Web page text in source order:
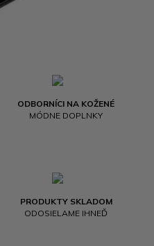
ODBORNÍCI NA KOŽENÉ
MÓDNE DOPLNKY
PRODUKTY SKLADOM
ODOSIELAME IHNEĎ